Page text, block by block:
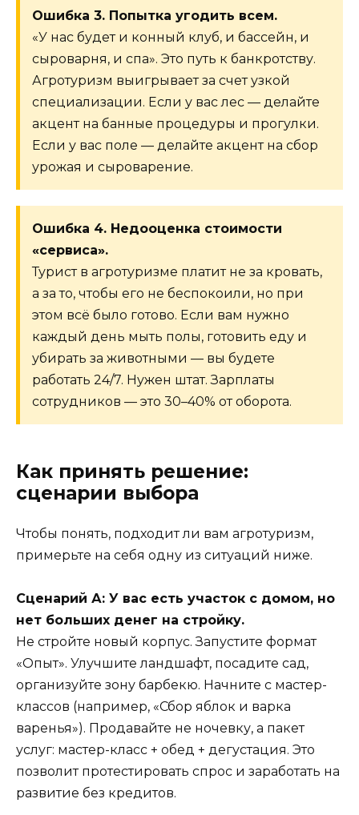
Ошибка 3. Попытка угодить всем.
«У нас будет и конный клуб, и бассейн, и
сыроварня, и спа». Это путь к банкротству.
Агротуризм выигрывает за счет узкой
специализации. Если у вас лес — делайте
акцент на банные процедуры и прогулки.
Если у вас поле — делайте акцент на сбор
урожая и сыроварение.
Ошибка 4. Недооценка стоимости
«сервиса».
Турист в агротуризме платит не за кровать,
а за то, чтобы его не беспокоили, но при
этом всё было готово. Если вам нужно
каждый день мыть полы, готовить еду и
убирать за животными — вы будете
работать 24/7. Нужен штат. Зарплаты
сотрудников — это 30–40% от оборота.
Как принять решение:
сценарии выбора
Чтобы понять, подходит ли вам агротуризм,
примерьте на себя одну из ситуаций ниже.
Сценарий А: У вас есть участок с домом, но
нет больших денег на стройку.
Не стройте новый корпус. Запустите формат
«Опыт». Улучшите ландшафт, посадите сад,
организуйте зону барбекю. Начните с мастер-
классов (например, «Сбор яблок и варка
варенья»). Продавайте не ночевку, а пакет
услуг: мастер-класс + обед + дегустация. Это
позволит протестировать спрос и заработать на
развитие без кредитов.